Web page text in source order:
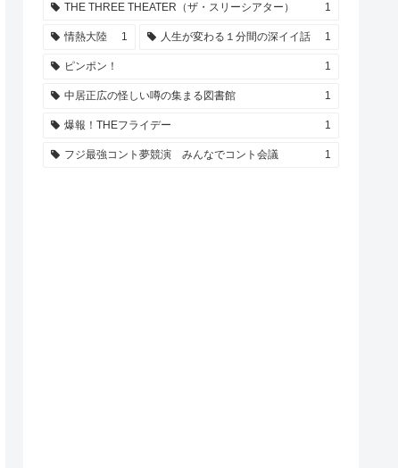
THE THREE THEATER（ザ・スリーシアター） 1
情熱大陸 1 人生が変わる１分間の深イイ話 1
ピンポン！ 1
中居正広の怪しい噂の集まる図書館 1
爆報！THEフライデー 1
フジ最強コント夢競演 みんなでコント会議 1